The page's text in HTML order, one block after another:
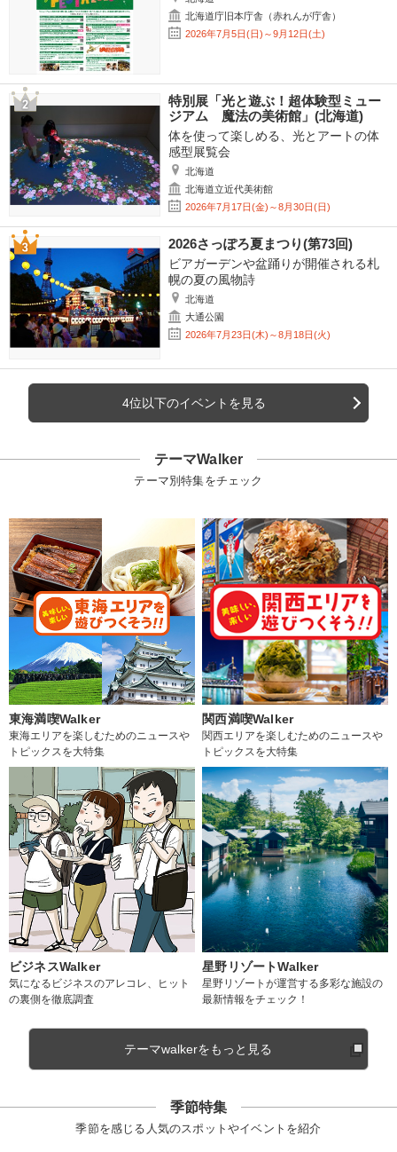
北海道庁旧本庁舎（赤れんが庁舎）
2026年7月5日(日)～9月12日(土)
特別展「光と遊ぶ！超体験型ミュー
ジアム 魔法の美術館」(北海道)
体を使って楽しめる、光とアートの体
感型展覧会
北海道
北海道立近代美術館
2026年7月17日(金)～8月30日(日)
2026さっぽろ夏まつり(第73回)
ビアガーデンや盆踊りが開催される札
幌の夏の風物詩
北海道
大通公園
2026年7月23日(木)～8月18日(火)
4位以下のイベントを見る
テーマWalker
テーマ別特集をチェック
東海満喫Walker
東海エリアを楽しむためのニュースや
トピックスを大特集
関西満喫Walker
関西エリアを楽しむためのニュースや
トピックスを大特集
ビジネスWalker
気になるビジネスのアレコレ、ヒット
の裏側を徹底調査
星野リゾートWalker
星野リゾートが運営する多彩な施設の
最新情報をチェック！
テーマwalkerをもっと見る
季節特集
季節を感じる人気のスポットやイベントを紹介